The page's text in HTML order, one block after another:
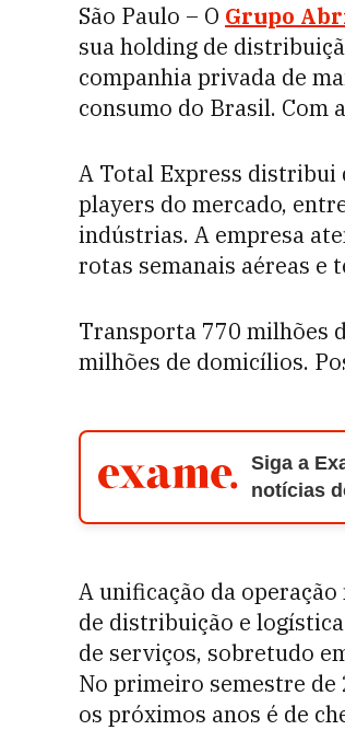
São Paulo – O Grupo
sua holding de
companhia privada de
consumo do Brasil. Com
A Total Express distribui
players do mercado,
indústrias. A empresa
rotas semanais aéreas e
Transporta 770 milhões
milhões de domicílios.
Siga a
notícias
A unificação da
de distribuição e
de serviços, sobretudo
No primeiro semestre
os próximos anos é de